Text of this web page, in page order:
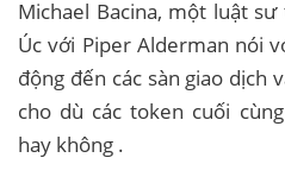
Michael Bacina, một luật
Úc với Piper Alderman nói
động đến các sàn giao dịch
cho dù các token cuối
hay không .